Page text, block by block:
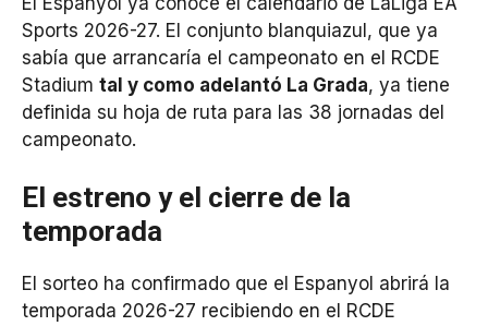
Sports 2026-27. El conjunto blanquiazul, que ya
sabía que arrancaría el campeonato en el RCDE
Stadium tal y como adelantó La Grada, ya tiene
definida su hoja de ruta para las 38 jornadas del
campeonato.
El estreno y el cierre de la
temporada
El sorteo ha confirmado que el Espanyol abrirá la
temporada 2026-27 recibiendo en el RCDE